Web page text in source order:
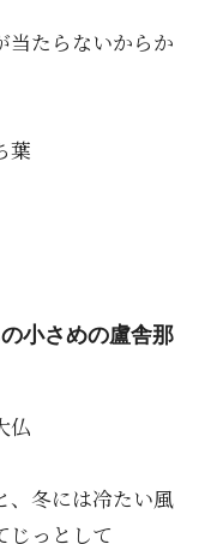
当たらないからか
葉
小さめの盧舎那
仏
、冬には冷たい風
っとして